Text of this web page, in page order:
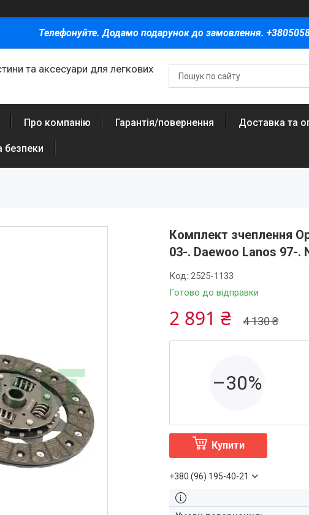
Телефонуйте. Додамо подарунок до замовлення.
та аксесуари для легкових
Про компанію Гарантія/повернення Доставка та
безпеки
Комплект зчеплення
03-. Daewoo Lanos 97-.
Готово до відправки
Код:2525-1133
4 130 ₴
2 891 ₴
–30%
Купити
+380 (96) 195-40-21